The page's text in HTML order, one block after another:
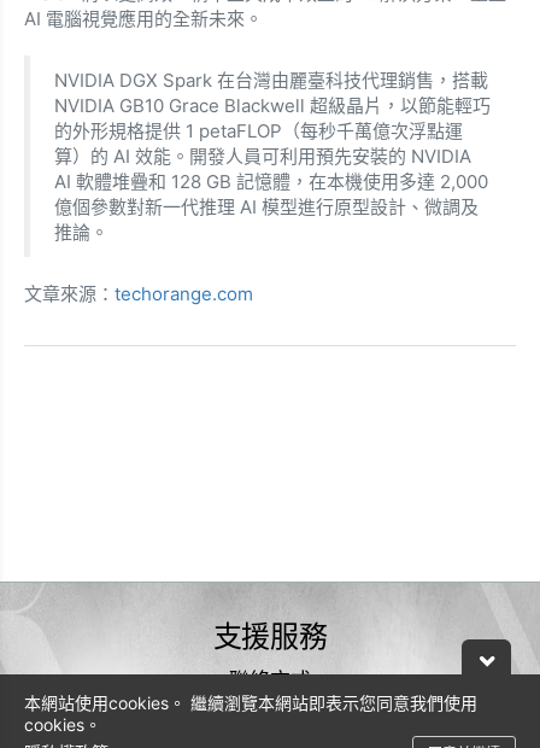
AI 電腦視覺應用的全新未來。
NVIDIA DGX Spark 在台灣由麗臺科技代理銷售，搭載
NVIDIA GB10 Grace Blackwell 超級晶片，以節能輕巧
的外形規格提供 1 petaFLOP（每秒千萬億次浮點運
算）的 AI 效能。開發人員可利用預先安裝的 NVIDIA
AI 軟體堆疊和 128 GB 記憶體，在本機使用多達 2,000
億個參數對新一代推理 AI 模型進行原型設計、微調及
推論。
文章來源： techorange.com
支援服務
聯絡方式
0800-600-206
本網站使用cookies。 繼續瀏覽本網站即表示您同意我們使用
cookies。